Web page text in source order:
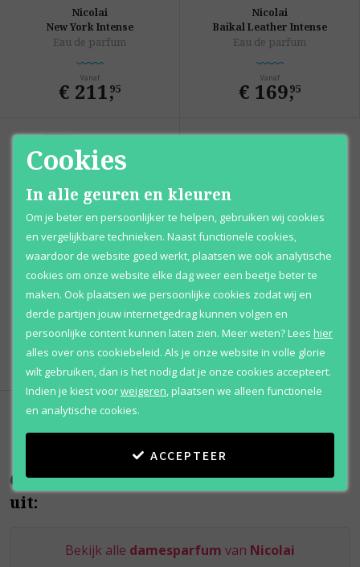
Nicolai
New York Intense
Eau de parfum
Vanaf
€ 211,
95
Nicolai
Baikal Leather Intense
Eau de parfum
Vanaf
€ 169,
95
Patchouli Sublime
Eau de parfum
Vanaf
€ 362,
Onze collectie Nicolai parfum bestaat
uit:
Bekijk alle damesparfum van Nicolai
Cookies
In alle geuren en kleuren
Om je beter en persoonlijker te helpen, gebruiken wij cookies
en vergelijkbare technieken. Naast functionele cookies,
waardoor de website goed werkt, plaatsen we ook analytische
cookies om onze website elke dag weer een beetje beter te
maken. Ook plaatsen we persoonlijke cookies zodat wij en
derde partijen jouw internetgedrag kunnen volgen en
persoonlijke content kunnen laten zien. Meer weten?Lees hier
alles over ons cookiebeleid. Als je onze website in volle glorie
wilt gebruiken, dan is het nodig dat je onze cookies accepteert.
Indien je kiest voorweigeren,plaatsen we alleen functionele
en analytische cookies.
ACCEPTEER